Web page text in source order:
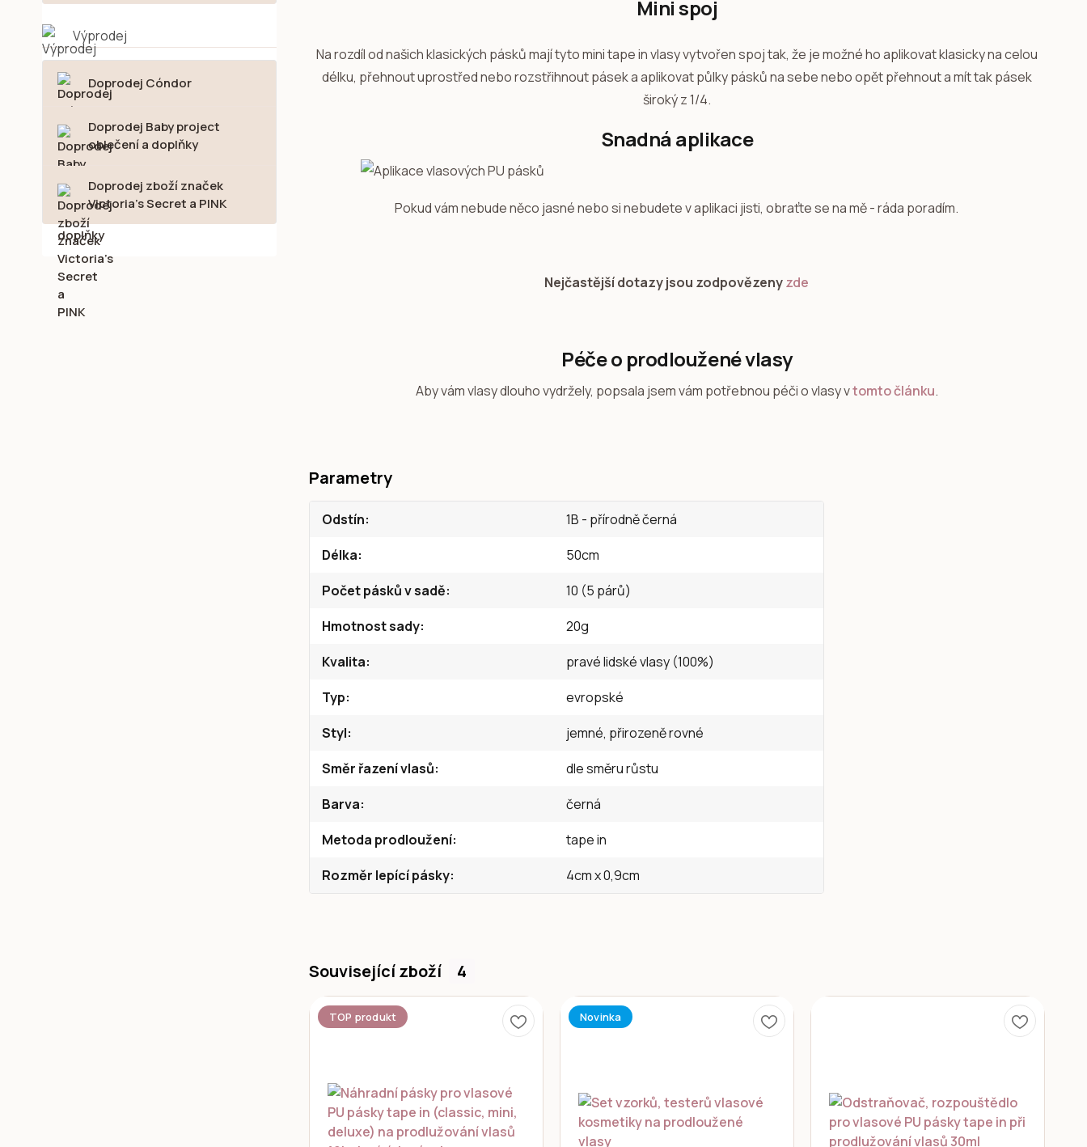
Výprodej
Doprodej Cóndor
Doprodej Baby project
oblečení a doplňky
Doprodej zboží značek
Victoria's Secret a PINK
Mini spoj
Na rozdíl od našich klasických pásků mají tyto mini tape in vlasy vytvořen spoj tak, že je možné ho aplikovat klasicky na celou
délku, přehnout uprostřed nebo rozstřihnout pásek a aplikovat půlky pásků na sebe nebo opět přehnout a mít tak pásek
široký z 1/4.
Snadná aplikace
Pokud vám nebude něco jasné nebo si nebudete v aplikaci jisti, obraťte se na mě - ráda poradím.
Nejčastější dotazy jsou zodpovězenyzde
Péče o prodloužené vlasy
Aby vám vlasy dlouho vydržely, popsala jsem vám potřebnou péči o vlasy vtomto článku.
Parametry
Odstín
1B - přírodně černá
Délka
50cm
Počet pásků v sadě
10 (5 párů)
Hmotnost sady
20g
Kvalita
pravé lidské vlasy (100%)
Typ
evropské
Styl
jemné, přirozeně rovné
Směr řazení vlasů
dle směru růstu
Barva
černá
Metoda prodloužení
tape in
Rozměr lepící pásky
4cm x 0,9cm
Související zboží 4
TOP produkt Novinka